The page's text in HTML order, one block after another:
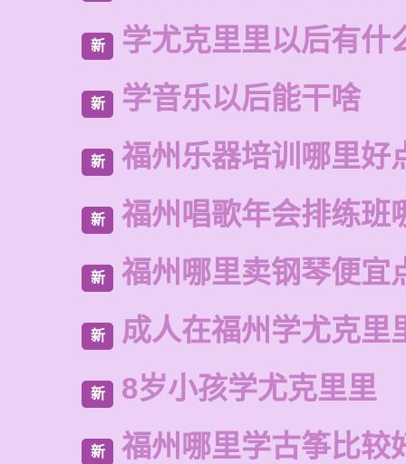
新 学尤克里里以后有什
新 学音乐以后能干啥
新 福州乐器培训哪里好
新 福州唱歌年会排练班
新 福州哪里卖钢琴便宜
新 成人在福州学尤克里
新 8岁小孩学尤克里里
新 福州哪里学古筝比较